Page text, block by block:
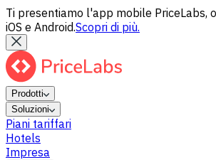
Ti presentiamo l'app mobile PriceLabs,
iOS e Android.Scopri di più.
Prodotti
Soluzioni
Piani tariffari
Hotels
Impresa